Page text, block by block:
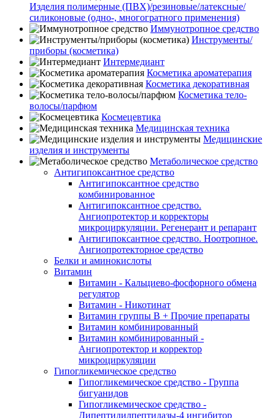
Изделия полимерные (ПВХ)/резиновые/латексные/
силиконовые (одно-, многогратного применения)
Иммунотропное средство
Инструменты/
приборы (косметика)
Интермедиант
Косметика ароматерапия
Косметика декоративная
Косметика тело-
волосы/парфюм
Космецевтика
Медицинская техника
Медицинские
изделия и инструменты
Метаболическое средство
Антигипоксантное средство
Антигипоксантное средство
комбинированное
Антигипоксантное средство.
Ангиопротектор и корректоры
микроциркуляции. Регенерант и репарант
Антигипоксантное средство. Ноотропное.
Ангиопротекторное средство
Белки и аминокислоты
Витамин
Витамин - Кальциево-фосфорного обмена
регулятор
Витамин - Никотинат
Витамин группы B + Прочие препараты
Витамин комбинированный
Витамин комбинированный -
Ангиопротектор и корректор
микроциркуляции
Гипогликемическое средство
Гипогликемическое средство - Группа
бигуанидов
Гипогликемическое средство -
Дипептидилпептидазы-4 ингибитор